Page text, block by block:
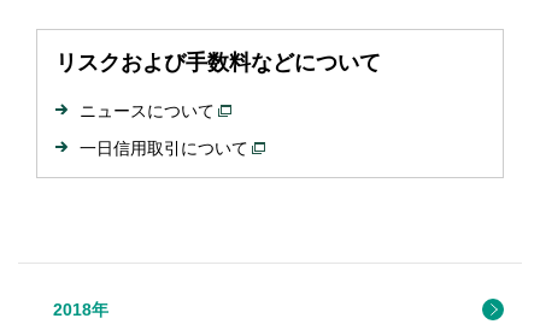
リスクおよび手数料などについて
ニュースについて
一日信用取引について
2018年